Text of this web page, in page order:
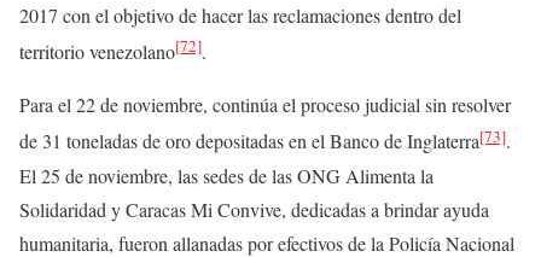
2017 con el objetivo de hacer las reclamaciones dentro del
territorio venezolano[72].
Para el 22 de noviembre, continúa el proceso judicial sin resolver
de 31 toneladas de oro depositadas en el Banco de Inglaterra[73].
El 25 de noviembre, las sedes de las ONG Alimenta la
Solidaridad y Caracas Mi Convive, dedicadas a brindar ayuda
humanitaria, fueron allanadas por efectivos de la Policía Nacional